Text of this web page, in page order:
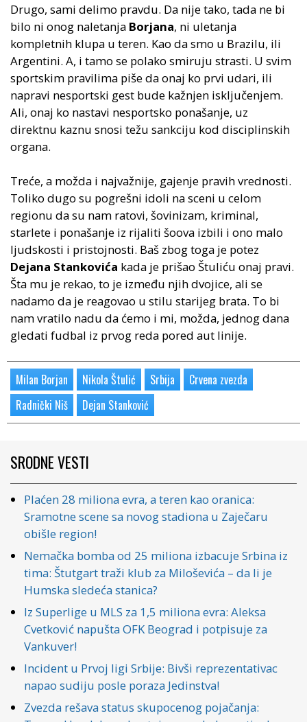
Drugo, sami delimo pravdu. Da nije tako, tada ne bi
bilo ni onog naletanja Borjana, ni uletanja
kompletnih klupa u teren. Kao da smo u Brazilu, ili
Argentini. A, i tamo se polako smiruju strasti. U svim
sportskim pravilima piše da onaj ko prvi udari, ili
napravi nesportski gest bude kažnjen isključenjem.
Ali, onaj ko nastavi nesportsko ponašanje, uz
direktnu kaznu snosi težu sankciju kod disciplinskih
organa.
Treće, a možda i najvažnije, gajenje pravih vrednosti.
Toliko dugo su pogrešni idoli na sceni u celom
regionu da su nam ratovi, šovinizam, kriminal,
starlete i ponašanje iz rijaliti šoova izbili i ono malo
ljudskosti i pristojnosti. Baš zbog toga je potez
Dejana Stankovića kada je prišao Štuliću onaj pravi.
Šta mu je rekao, to je između njih dvojice, ali se
nadamo da je reagovao u stilu starijeg brata. To bi
nam vratilo nadu da ćemo i mi, možda, jednog dana
gledati fudbal iz prvog reda pored aut linije.
Milan Borjan Nikola Štulić Srbija
Crvena zvezda
Radnički Niš
Dejan Stanković
SRODNE VESTI
Plaćen 28 miliona evra, a teren kao oranica:
Sramotne scene sa novog stadiona u Zaječaru
obišle region!
Nemačka bomba od 25 miliona izbacuje Srbina iz
tima: Štutgart traži klub za Miloševića – da li je
Humska sledeća stanica?
Iz Superlige u MLS za 1,5 miliona evra: Aleksa
Cvetković napušta OFK Beograd i potpisuje za
Vankuver!
Incident u Prvoj ligi Srbije: Bivši reprezentativac
napao sudiju posle poraza Jedinstva!
Zvezda rešava status skupocenog pojačanja: